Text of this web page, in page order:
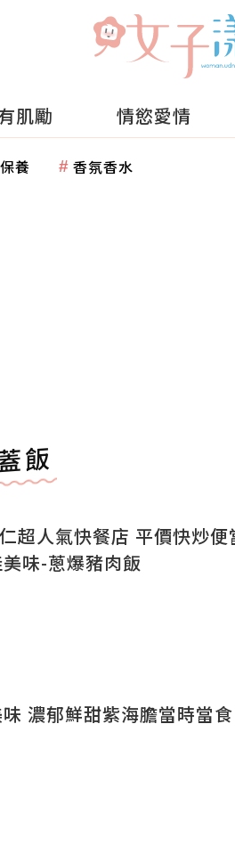
肌勵 情慾愛情
養 香氛香水
飯
快炒便當店 必點蔥爆系列 ～歸仁
味-蔥爆豬肉飯
濃郁鮮甜紫海膽當時當食